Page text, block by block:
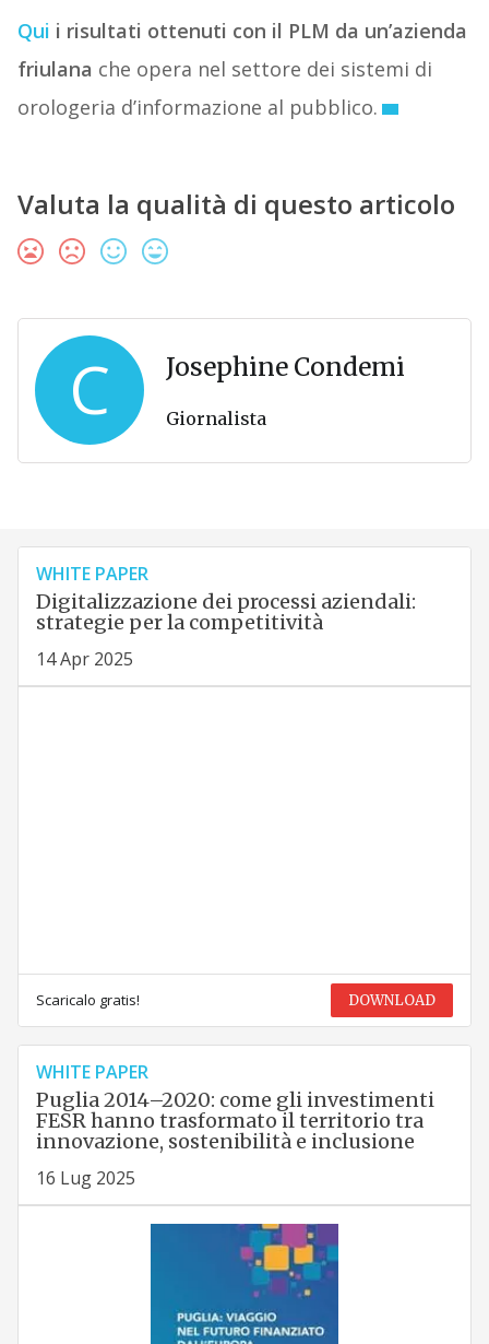
Qui i risultati ottenuti con il PLM da un’azienda
friulana che opera nel settore dei sistemi di
orologeria d’informazione al pubblico.
Valuta la qualità di questo articolo
C Josephine Condemi
Giornalista
WHITE PAPER
Digitalizzazione dei processi aziendali:
strategie per la competitività
14 Apr 2025
Scaricalo gratis! DOWNLOAD
WHITE PAPER
Puglia 2014–2020: come gli investimenti
FESR hanno trasformato il territorio tra
innovazione, sostenibilità e inclusione
16 Lug 2025